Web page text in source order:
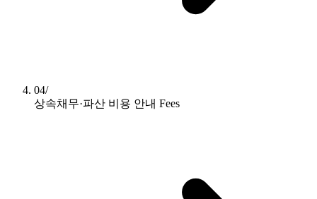
04/
상속채무·파산 비용 안내 Fees